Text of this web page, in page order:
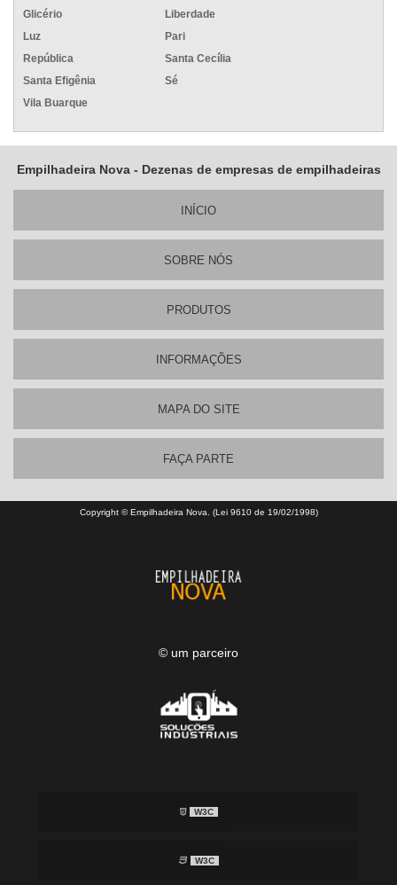
Glicério
Liberdade
Luz
Pari
República
Santa Cecília
Santa Efigênia
Sé
Vila Buarque
Empilhadeira Nova - Dezenas de empresas de empilhadeiras
INÍ­CIO
SOBRE NÓS
PRODUTOS
INFORMAÇÕES
MAPA DO SITE
FAÇA PARTE
Copyright © Empilhadeira Nova. (Lei 9610 de 19/02/1998)
© um parceiro
W3C
W3C